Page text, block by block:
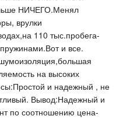
НИЧЕГО.Менял
врулки
110 тыс.пробега-
и все.
на высоких
и надежный , не
Вывод:Надежный и
по соотношению цена-